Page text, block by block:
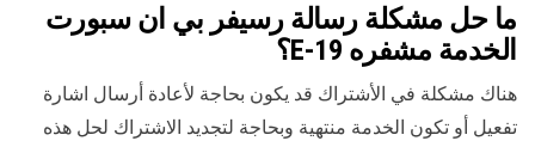
ما حل مشكلة رسالة رسيفر بي ان سبورت
الخدمة مشفره E-19؟
هناك مشكلة في الأشتراك قد يكون بحاجة لأعادة أرسال اشارة
تفعيل أو تكون الخدمة منتهية وبحاجة لتجديد الاشتراك لحل هذه